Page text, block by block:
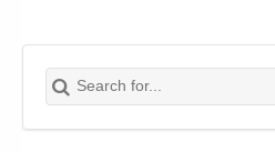
Search for:
Buscar